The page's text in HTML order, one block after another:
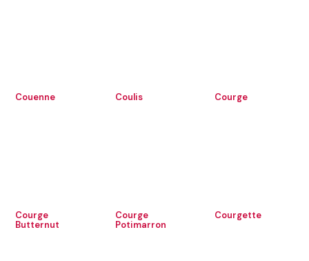
Couenne Coulis Courge
Courge
Butternut
Courge
Potimarron
Courgette